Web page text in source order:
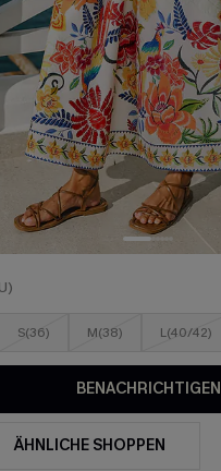
S(36) M(38) L(40/42)
BENACHRICHTIGEN
ÄHNLICHE SHOPPEN